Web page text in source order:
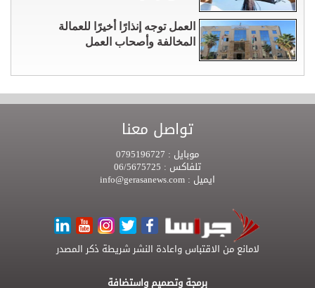
العمل توجه إنذارًا أخيرًا للعمالة
المخالفة وأصحاب العمل
تواصل معنا
موبايل :
تلفاكس :
ايميل :
لامانع من الاقتباس واعادة النشر شريطة ذكر المصدر
برمجة وتصميم واستضافة